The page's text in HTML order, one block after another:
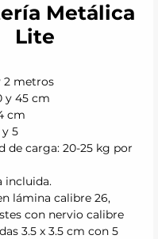
Metálica
Lite
2 metros
y 45 cm
cm
y 5
de carga: 20-25 kg por
incluida.
lámina calibre 26,
con nervio calibre
3.5 x 3.5 cm con 5